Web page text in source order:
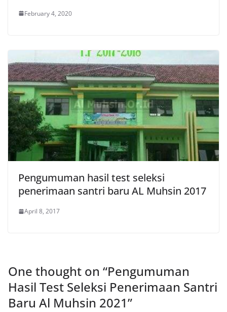
February 4, 2020
Pengumuman hasil test seleksi
penerimaan santri baru AL Muhsin 2017
April 8, 2017
One thought on “Pengumuman
Hasil Test Seleksi Penerimaan Santri
Baru Al Muhsin 2021”